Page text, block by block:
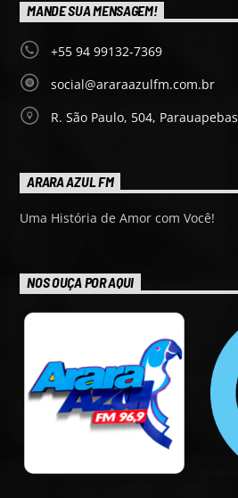
MANDE SUA MENSAGEM!
+55 94 99132-7369
social@araraazulfm.com.br
R. São Paulo, 504, Parauapebas
ARARA AZUL FM
Uma História de Amor com Você!
NOS OUÇA POR AQUI